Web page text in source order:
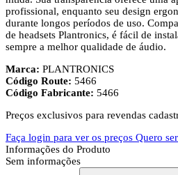
profissional, enquanto seu design
durante longos períodos de uso.
de headsets Plantronics, é fácil de
sempre a melhor qualidade de áudio.
Marca: PLANTRONICS
Código Route: 5466
Código Fabricante: 5466
Preços exclusivos para revendas
Faça login para ver os preços Quero
Informações do Produto
Sem informações